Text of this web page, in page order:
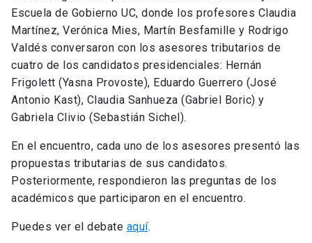
Escuela de Gobierno UC, donde los profesores Claudia
Martínez, Verónica Mies, Martín Besfamille y Rodrigo
Valdés conversaron con los asesores tributarios de
cuatro de los candidatos presidenciales: Hernán
Frigolett (Yasna Provoste), Eduardo Guerrero (José
Antonio Kast), Claudia Sanhueza (Gabriel Boric) y
Gabriela Clivio (Sebastián Sichel).
En el encuentro, cada uno de los asesores presentó las
propuestas tributarias de sus candidatos.
Posteriormente, respondieron las preguntas de los
académicos que participaron en el encuentro.
Puedes ver el debate aquí.